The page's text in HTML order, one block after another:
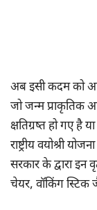
अब इसी कदम को
जो जन्म प्राकृतिक
क्षतिग्रष्त हो गए है
राष्ट्रीय वयोश्री
सरकार के द्वारा इन
चेयर, वॉकिंग स्टिक